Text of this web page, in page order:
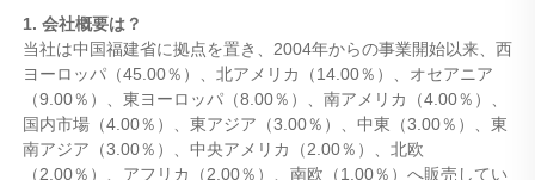
1. 会社概要は？
当社は中国福建省に拠点を置き、2004年からの事業開始以来、西
ヨーロッパ（45.00％）、北アメリカ（14.00％）、オセアニア
（9.00％）、東ヨーロッパ（8.00％）、南アメリカ（4.00％）、
国内市場（4.00％）、東アジア（3.00％）、中東（3.00％）、東
南アジア（3.00％）、中央アメリカ（2.00％）、北欧
（2.00％）、アフリカ（2.00％）、南欧（1.00％）へ販売してい